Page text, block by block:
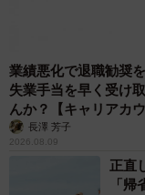
業績悪化で退職勧奨
失業手当を早く受け
んか？【キャリアカ
長澤 芳子
2026.08.09
正直
「